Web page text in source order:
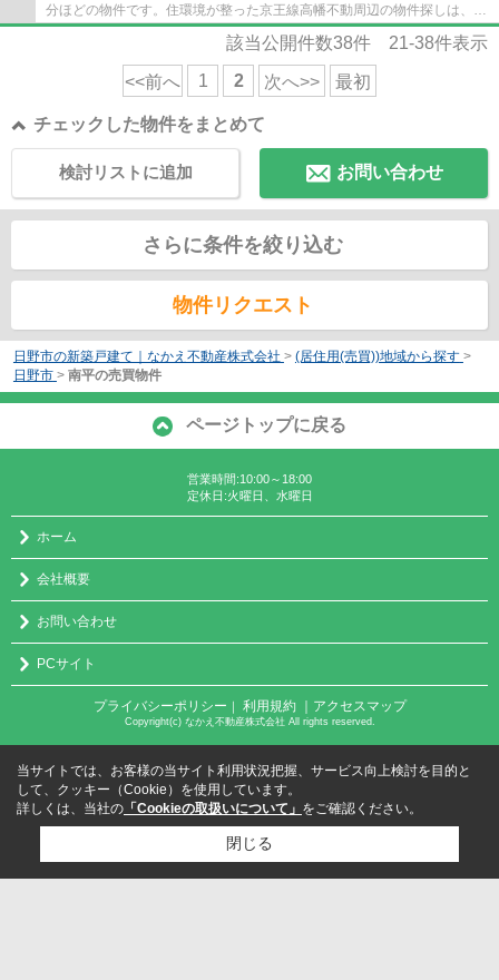
分ほどの物件です。住環境が整った京王線高幡不動周辺の物件探しは、当
社にご依頼下さい。ご連絡は042-506-6841...
該当公開件数38件 21-38件表示
<<前へ 1 2 次へ>> 最初
チェックした物件をまとめて
お問い合わせ
検討リストに追加
さらに条件を絞り込む
物件リクエスト
日野市の新築戸建て｜なかえ不動産株式会社 > (居住用(売買))地域から探す >
日野市 > 南平の売買物件
ページトップに戻る
営業時間:10:00～18:00
定休日:火曜日、水曜日
ホーム
会社概要
お問い合わせ
PCサイト
プライバシーポリシー ｜ 利用規約 ｜アクセスマップ
Copyright(c) なかえ不動産株式会社 All rights reserved.
当サイトでは、お客様の当サイト利用状況把握、サービス向上検討を目的と
して、クッキー（Cookie）を使用しています。
詳しくは、当社の 「Cookieの取扱いについて」 をご確認ください。
閉じる